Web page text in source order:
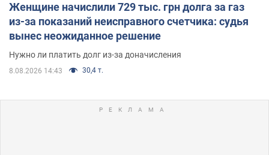
Женщине начислили 729 тыс. грн долга за газ
из-за показаний неисправного счетчика: судья
вынес неожиданное решение
Нужно ли платить долг из-за доначисления
8.08.2026 14:43 30,4 т.